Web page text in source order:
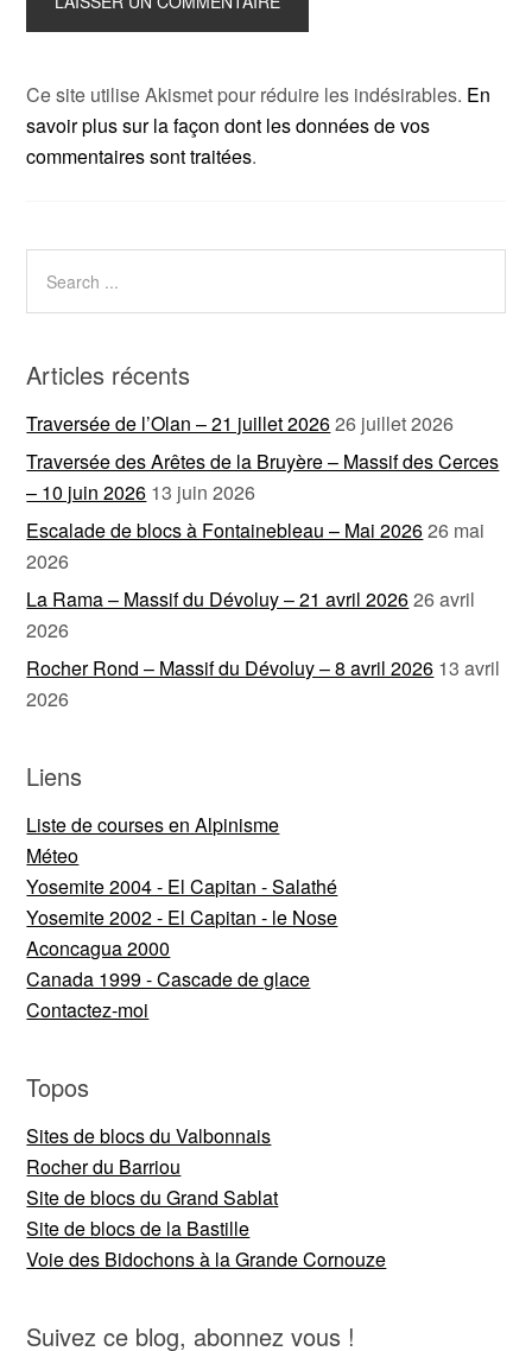
Ce site utilise Akismet pour réduire les indésirables. En
savoir plus sur la façon dont les données de vos
commentaires sont traitées.
Articles récents
Traversée de l’Olan – 21 juillet 202626 juillet 2026
Traversée des Arêtes de la Bruyère – Massif des Cerces
– 10 juin 2026 13 juin 2026
Escalade de blocs à Fontainebleau – Mai 202626 mai
2026
La Rama – Massif du Dévoluy – 21 avril 202626 avril
2026
Rocher Rond – Massif du Dévoluy – 8 avril 2026 13 avril
2026
Liens
Liste de courses en Alpinisme
Méteo
Yosemite 2004 - El Capitan - Salathé
Yosemite 2002 - El Capitan - le Nose
Aconcagua 2000
Canada 1999 - Cascade de glace
Contactez-moi
Topos
Sites de blocs du Valbonnais
Rocher du Barriou
Site de blocs du Grand Sablat
Site de blocs de la Bastille
Voie des Bidochons à la Grande Cornouze
Suivez ce blog, abonnez vous !